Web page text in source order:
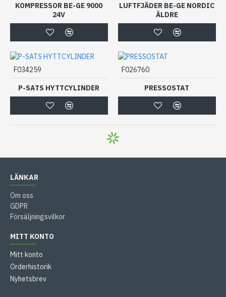
KOMPRESSOR BE-GE 9000
24V
LUFTFJÄDER BE-GE NORDIC
ÄLDRE
F034259
P-SATS HYTTCYLINDER
F026760
PRESSOSTAT
LÄNKAR
Om oss
GDPR
Försäljningsvilkor
MITT KONTO
Mitt konto
Orderhistorik
Nyhetsbrev